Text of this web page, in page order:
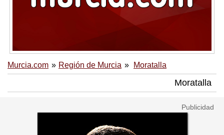
Murcia.com Región de Murcia Moratalla
Moratalla